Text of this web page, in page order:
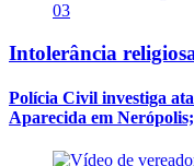
03
Intolerância
Polícia Civil investiga
Aparecida em Nerópolis;